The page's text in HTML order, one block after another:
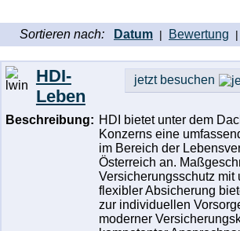
Sortieren nach: Datum Bewertung
HDI-
Leben
jetzt besuchen
Beschreibung: HDI bietet unter dem
Konzerns eine
im Bereich der
Österreich an.
Versicherungsschutz mit
flexibler Absicherung
zur individuellen
moderner